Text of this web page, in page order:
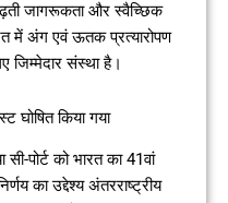
जागरूकता और स्वैच्छिक
में अंग एवं ऊतक प्रत्यारोपण
जिम्मेदार संस्था है।
घोषित किया गया
पोर्ट को भारत का 41वां
का उद्देश्य अंतरराष्ट्रीय